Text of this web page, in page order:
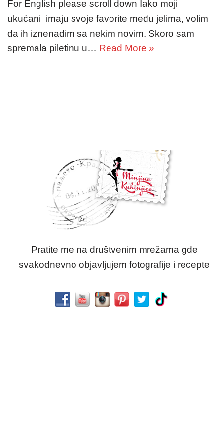
For English please scroll down Iako moji
ukućani imaju svoje favorite među jelima, volim
da ih iznenadim sa nekim novim. Skoro sam
spremala piletinu u… Read More »
Pratite me na društvenim mrežama gde
svakodnevno objavljujem fotografije i recepte